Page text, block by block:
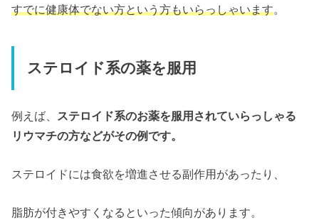
すでに健康体でない方という方もいらっしゃいます。
ステロイド系の薬を服用
例えば、 ステロイド系のお薬を服用されていらっしゃる
リウマチの方などがその例です。
ステロイドには食欲を増進させる副作用があったり、
脂肪が付きやすくなるといった傾向があります。